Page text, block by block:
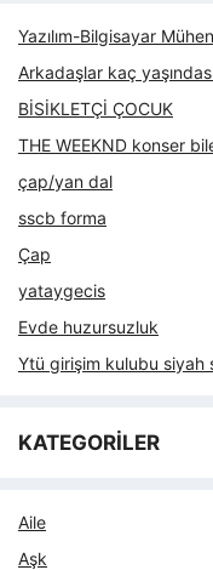
Yazılım-Bilgisayar
Arkadaşlar kaç
BİSİKLETÇİ ÇOCUK
THE WEEKND konser
çap/yan dal
sscb forma
Çap
yataygecis
Evde huzursuzluk
Ytü girişim kulubu siyah
KATEGORİLER
Aile
Aşk